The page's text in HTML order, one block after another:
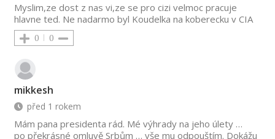
Myslim,ze dost z nas vi,ze se pro cizi velmoc pracuje
hlavne ted. Ne nadarmo byl Koudelka na koberecku v CIA
0 0
mikkesh
před 1 rokem
Mám pana presidenta rád. Mé výhrady na jeho úlety …
po překrásné omluvě Srbům … vše mu odpouštím. Dokážu